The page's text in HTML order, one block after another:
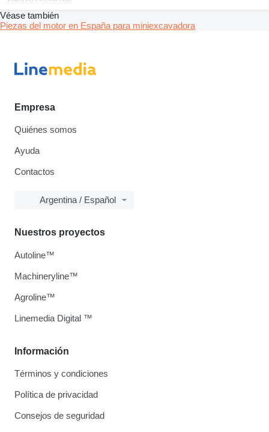
Véase también
Piezas del motor en España para miniexcavadora
Empresa
Quiénes somos
Ayuda
Contactos
Argentina / Español
Información
Términos y condiciones
Política de privacidad
Consejos de seguridad
Nuestros proyectos
Autoline™
Machineryline™
Agroline™
Linemedia Digital ™